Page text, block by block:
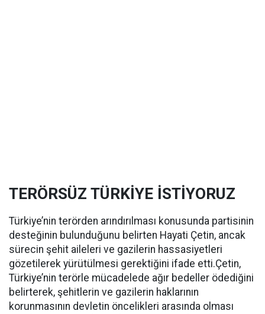
TERÖRSÜZ TÜRKİYE İSTİYORUZ
Türkiye’nin terörden arındırılması konusunda partisinin
desteğinin bulunduğunu belirten Hayati Çetin, ancak
sürecin şehit aileleri ve gazilerin hassasiyetleri
gözetilerek yürütülmesi gerektiğini ifade etti.Çetin,
Türkiye’nin terörle mücadelede ağır bedeller ödediğini
belirterek, şehitlerin ve gazilerin haklarının
korunmasının devletin öncelikleri arasında olması